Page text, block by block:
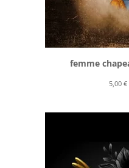
femme
5,00€